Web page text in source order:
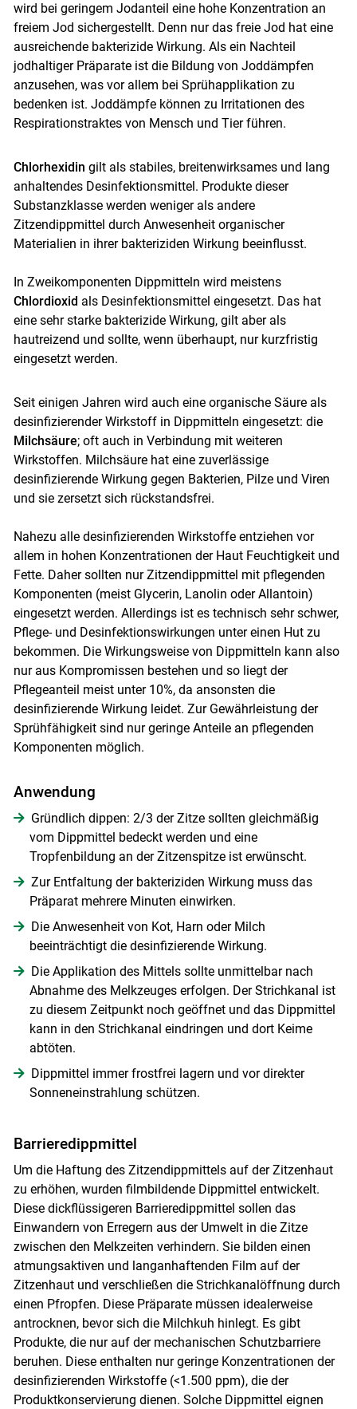
Skip to main content
wird bei geringem Jodanteil eine hohe Konzentration an
freiem Jod sichergestellt. Denn nur das freie Jod hat eine
ausreichende bakterizide Wirkung. Als ein Nachteil
jodhaltiger Präparate ist die Bildung von Joddämpfen
anzusehen, was vor allem bei Sprühapplikation zu
bedenken ist. Joddämpfe können zu Irritationen des
Respirationstraktes von Mensch und Tier führen.
Chlorhexidin gilt als stabiles, breitenwirksames und lang
anhaltendes Desinfektionsmittel. Produkte dieser
Substanzklasse werden weniger als andere
Zitzendippmittel durch Anwesenheit organischer
Materialien in ihrer bakteriziden Wirkung beeinflusst.
In Zweikomponenten Dippmitteln wird meistens
Chlordioxid als Desinfektionsmittel eingesetzt. Das hat
eine sehr starke bakterizide Wirkung, gilt aber als
hautreizend und sollte, wenn überhaupt, nur kurzfristig
eingesetzt werden.
Seit einigen Jahren wird auch eine organische Säure als
desinfizierender Wirkstoff in Dippmitteln eingesetzt: die
Milchsäure; oft auch in Verbindung mit weiteren
Wirkstoffen. Milchsäure hat eine zuverlässige
desinfizierende Wirkung gegen Bakterien, Pilze und Viren
und sie zersetzt sich rückstandsfrei.
Nahezu alle desinfizierenden Wirkstoffe entziehen vor
allem in hohen Konzentrationen der Haut Feuchtigkeit und
Fette. Daher sollten nur Zitzendippmittel mit pflegenden
Komponenten (meist Glycerin, Lanolin oder Allantoin)
eingesetzt werden. Allerdings ist es technisch sehr schwer,
Pflege- und Desinfektionswirkungen unter einen Hut zu
bekommen. Die Wirkungsweise von Dippmitteln kann also
nur aus Kompromissen bestehen und so liegt der
Pflegeanteil meist unter 10%, da ansonsten die
desinfizierende Wirkung leidet. Zur Gewährleistung der
Sprühfähigkeit sind nur geringe Anteile an pflegenden
Komponenten möglich.
Anwendung
Gründlich dippen: 2/3 der Zitze sollten gleichmäßig
vom Dippmittel bedeckt werden und eine
Tropfenbildung an der Zitzenspitze ist erwünscht.
Zur Entfaltung der bakteriziden Wirkung muss das
Präparat mehrere Minuten einwirken.
Die Anwesenheit von Kot, Harn oder Milch
beeinträchtigt die desinfizierende Wirkung.
Die Applikation des Mittels sollte unmittelbar nach
Abnahme des Melkzeuges erfolgen. Der Strichkanal ist
zu diesem Zeitpunkt noch geöffnet und das Dippmittel
kann in den Strichkanal eindringen und dort Keime
abtöten.
Dippmittel immer frostfrei lagern und vor direkter
Sonneneinstrahlung schützen.
Barrieredippmittel
Um die Haftung des Zitzendippmittels auf der Zitzenhaut
zu erhöhen, wurden filmbildende Dippmittel entwickelt.
Diese dickflüssigeren Barrieredippmittel sollen das
Einwandern von Erregern aus der Umwelt in die Zitze
zwischen den Melkzeiten verhindern. Sie bilden einen
atmungsaktiven und langanhaftenden Film auf der
Zitzenhaut und verschließen die Strichkanalöffnung durch
einen Pfropfen. Diese Präparate müssen idealerweise
antrocknen, bevor sich die Milchkuh hinlegt. Es gibt
Produkte, die nur auf der mechanischen Schutzbarriere
beruhen. Diese enthalten nur geringe Konzentrationen der
desinfizierenden Wirkstoffe (<1.500 ppm), die der
Produktkonservierung dienen. Solche Dippmittel eignen